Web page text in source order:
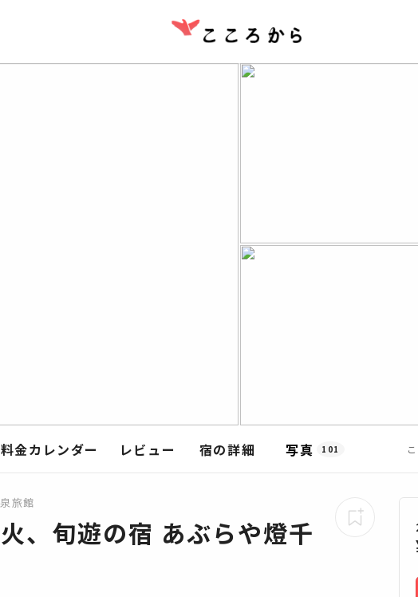
料金カレンダー レビュー 宿の詳細 写真 101
旅館
、旬遊の宿 あぶらや燈千